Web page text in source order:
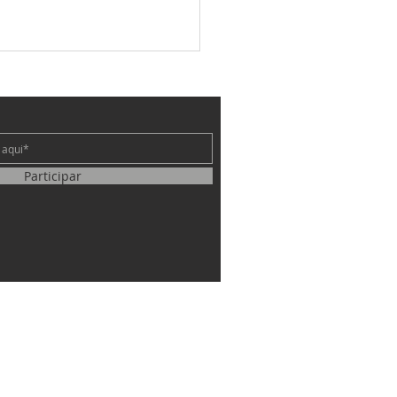
de teatro
Participar